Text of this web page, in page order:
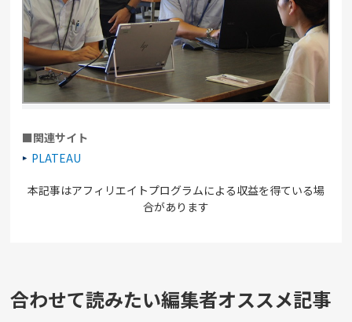
■関連サイト
PLATEAU
本記事はアフィリエイトプログラムによる収益を得ている場
合があります
合わせて読みたい編集者オススメ記事